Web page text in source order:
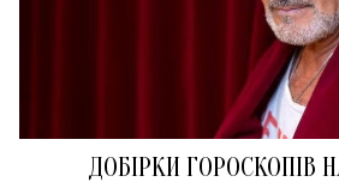
ДОБІРКИ ГОРОСКОПІВ